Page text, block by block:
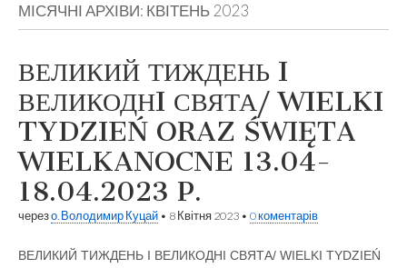
МІСЯЧНІ АРХІВИ: КВІТЕНЬ 2023
ВЕЛИКИЙ ТИЖДЕНЬ I
ВЕЛИКОДНI СВЯТА/ WIELKI
TYDZIEŃ ORAZ ŚWIĘTA
WIELKANOCNE 13.04-
18.04.2023 P.
черезо. Володимир Куцай • 8 Квітня 2023 • 0 коментарів
ВЕЛИКИЙ ТИЖДЕНЬ I ВЕЛИКОДНI СВЯТА/ WIELKI TYDZIEŃ